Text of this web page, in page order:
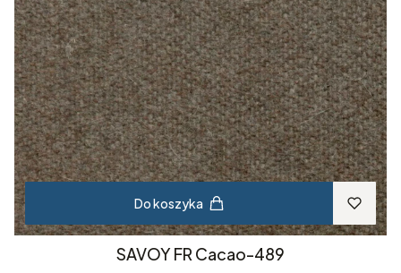
Do koszyka
SAVOY FR Cacao-489